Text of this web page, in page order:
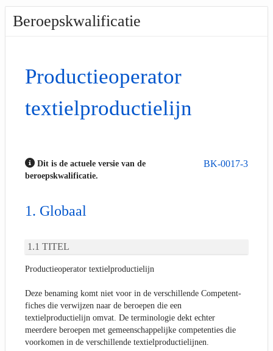
Beroepskwalificatie
Productieoperator
textielproductielijn
BK-0017-3
Dit is de actuele versie van de
beroepskwalificatie.
Globaal
TITEL
Productieoperator textielproductielijn
Deze benaming komt niet voor in de verschillende Competent-
fiches die verwijzen naar de beroepen die een
textielproductielijn omvat. De terminologie dekt echter
meerdere beroepen met gemeenschappelijke competenties die
voorkomen in de verschillende textielproductielijnen.